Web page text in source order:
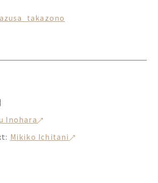
Inohara
Mikiko Ichitani